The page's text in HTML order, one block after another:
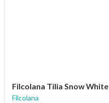
Filcolana Tilia Snow White
Filcolana